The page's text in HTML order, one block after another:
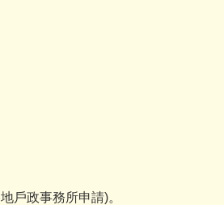
戶政事務所申請)。